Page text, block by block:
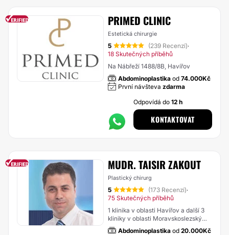
PRIMED CLINIC
Estetická chirurgie
5 (239 Recenzí)·
18 Skutečných příběhů
Na Nábřeží 1488/8B, Havířov
Abdominoplastika od 74.000Kč
První návšteva zdarma
Odpovídá do12 h
KONTAKTOVAT
MUDR. TAISIR ZAKOUT
Plastický chirurg
5 (173 Recenzí)·
75 Skutečných příběhů
1 klinika v oblasti Havířov a další 3
kliniky v oblasti Moravskoslezský
kraj
Abdominoplastika od 20.000Kč